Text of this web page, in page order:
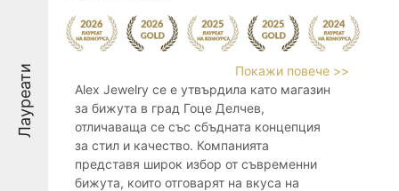
Лауреати
Покажи повече >>
Alex Jewelry се е утвърдила като магазин
за бижута в град Гоце Делчев,
отличаваща се със сбъдната концепция
за стил и качество. Компанията
представя широк избор от съвременни
бижута, които отговарят на вкуса на